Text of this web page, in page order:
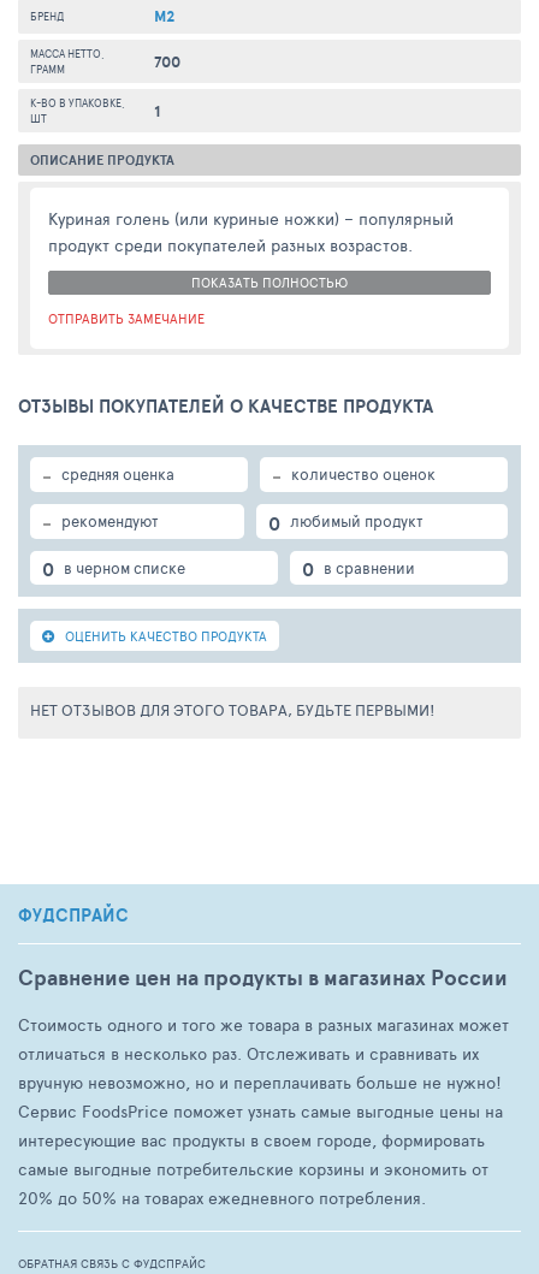
БРЕНД М2
МАССА НЕТТО,
ГРАММ
700
К-ВО В УПАКОВКЕ,
ШТ
1
ОПИСАНИЕ ПРОДУКТА
Куриная голень (или куриные ножки) – популярный
продукт среди покупателей разных возрастов.
ПОКАЗАТЬ ПОЛНОСТЬЮ
ОТПРАВИТЬ ЗАМЕЧАНИЕ
ОТЗЫВЫ ПОКУПАТЕЛЕЙ О КАЧЕСТВЕ ПРОДУКТА
- средняя оценка - количество оценок
- рекомендуют 0 любимый продукт
0 в черном списке 0 в сравнении
ОЦЕНИТЬ КАЧЕСТВО ПРОДУКТА
НЕТ ОТЗЫВОВ ДЛЯ ЭТОГО ТОВАРА, БУДЬТЕ ПЕРВЫМИ!
ФУДСПРАЙС
Сравнение цен на продукты в магазинах России
Стоимость одного и того же товара в разных магазинах может
отличаться в несколько раз. Отслеживать и сравнивать их
вручную невозможно, но и переплачивать больше не нужно!
Сервис FoodsPrice поможет узнать самые выгодные цены на
интересующие вас продукты в своем городе, формировать
самые выгодные потребительские корзины и экономить от
20% до 50% на товарах ежедневного потребления.
ОБРАТНАЯ СВЯЗЬ С ФУДСПРАЙС